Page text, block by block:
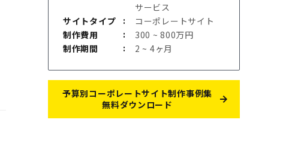
サービス
サイトタイプ
コーポレートサイト
制作費用
300 ~ 800万円
制作期間
2 ~ 4ヶ月
予算別コーポレートサイト制作事例集
無料ダウンロード